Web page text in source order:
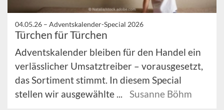
04.05.26 – Adventskalender-Special 2026
Türchen für Türchen
Adventskalender bleiben für den Handel ein
verlässlicher Umsatztreiber – vorausgesetzt,
das Sortiment stimmt. In diesem Special
stellen wir ausgewählte ...
Susanne Böhm